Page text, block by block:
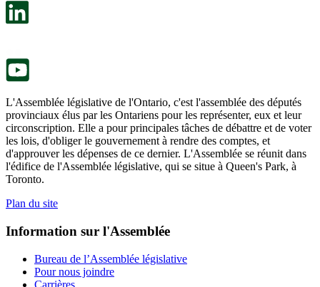
L'Assemblée législative de l'Ontario, c'est l'assemblée des députés
provinciaux élus par les Ontariens pour les représenter, eux et leur
circonscription. Elle a pour principales tâches de débattre et de voter
les lois, d'obliger le gouvernement à rendre des comptes, et
d'approuver les dépenses de ce dernier. L'Assemblée se réunit dans
l'édifice de l'Assemblée législative, qui se situe à Queen's Park, à
Toronto.
Plan du site
Information sur l'Assemblée
Bureau de l’Assemblée législative
Pour nous joindre
Carrières